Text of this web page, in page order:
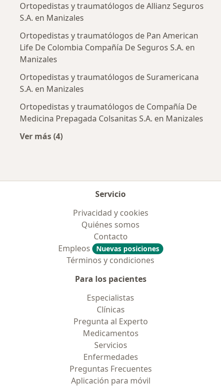
Ortopedistas y traumatólogos de Allianz Seguros
S.A. en Manizales
Ortopedistas y traumatólogos de Pan American
Life De Colombia Compañía De Seguros S.A. en
Manizales
Ortopedistas y traumatólogos de Suramericana
S.A. en Manizales
Ortopedistas y traumatólogos de Compañía De
Medicina Prepagada Colsanitas S.A. en Manizales
Ver más (4)
Servicio
Privacidad y cookies
Quiénes somos
Contacto
Empleos
Nuevas posiciones
Términos y condiciones
Para los pacientes
Especialistas
Clínicas
Pregunta al Experto
Medicamentos
Servicios
Enfermedades
Preguntas Frecuentes
Aplicación para móvil